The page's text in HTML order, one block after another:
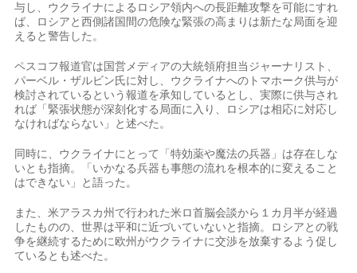
与し、ウクライナによるロシア領内への長距離攻撃を可能にすれ
ば、ロシアと西側諸国間の危険な緊張の高まりは新たな局面を迎
えると警告した。
ペスコフ報道官は国営メディアの大統領府担当ジャーナリスト、
パーベル・ザルビン氏に対し、ウクライナへのトマホーク供与が
検討されているという報道を承知しているとし、実際に供与され
れば「緊張状態が深刻化する局面に入り、ロシアは相応に対応し
なければならない」と述べた。
同時に、ウクライナにとって「特効薬や魔法の兵器」は存在しな
いとも指摘。「いかなる兵器も事態の流れを根本的に変えること
はできない」と語った。
また、米アラスカ州で行われた米ロ首脳会談から１カ月半が経過
したものの、世界は平和に近づいていないと指摘。ロシアとの戦
争を継続するために欧州がウクライナに交渉を放棄するよう促し
ているとも述べた。